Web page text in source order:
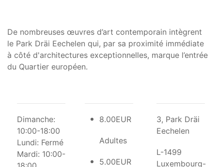
De nombreuses œuvres d’art contemporain intègrent
le Park Dräi Eechelen qui, par sa proximité immédiate
à côté d'architectures exceptionnelles, marque l’entrée
du Quartier européen.
Dimanche:
10:00-18:00
Lundi: Fermé
Mardi: 10:00-
8.00EUR
Adultes
5.00EUR
3, Park Dräi
Eechelen
L-1499
Luxembourg-